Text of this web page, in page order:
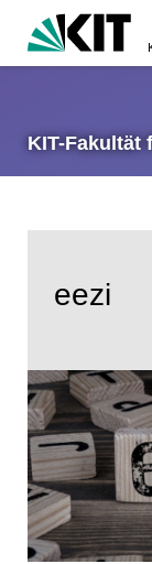
KIT-Fakultät
eezi